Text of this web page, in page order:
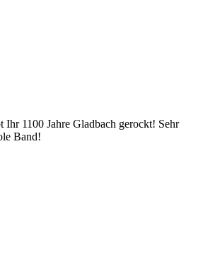
Ihr 1100 Jahre Gladbach gerockt! Sehr
Band!